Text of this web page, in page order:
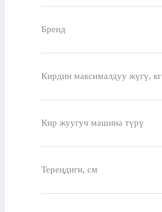
Бренд
Кирдин максималдуу жүгү, кг
Кир жуугуч машина түрү
Тереңдиги, см